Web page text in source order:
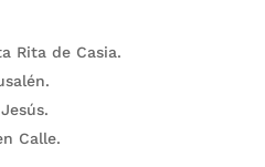
Rita de Casia.
Calle.